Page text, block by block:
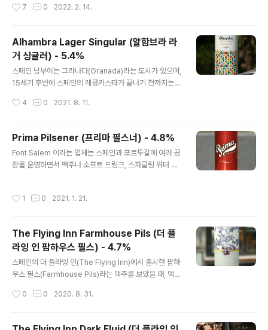
m (볼 담) - 7.2..
쉽게 구할 수 있는 제품인 반면, 오늘 시음할 '리제르바 19
無라벨 + 양각 병이 주는 분위기로 알함브라 브랜드의 특
별 맥주임을 짐작 가능케합니다. - 블로그에 리뷰된 알함브
라(Alhambra)의 맥주 - Alhambra Lager Singular
(알함브라 라거 싱귤러) - 5.4% - 2021.08.11 알함브라
홈페이지에 따르면 보헤미안 필스너로 1925년부터 전해
네바다 산맥에서 나온 것을, 맥아는 스페인 ..
7 0 2022. 2. 14.
Alhambra Lager Singular (알함브라 라
거 싱귤러) - 5.4%
스페인 남부에는 그라나다(Granada)라는 도시가 있으며,
15세기 후반에 스페인의 레콩키스타가 끝나기 전까지는
그라나다의 상징적인 건축물은 알람브라 궁전으로 아랍군
가 만든 기타 연주곡이기도 합니다. 몇 년 전에는 국내 드라
마인 '알함브라 궁전의 추억'에서 기타음악과 장소 배경으
로도 나와 더 유명해졌습니다. 알함브라(Alhambra) 맥주
를 생산하는 양조장은 1925년 스페인 그라나다(Granad
취급합니다. 스페인을 대표하는 맥주 대기업인 Mahou-S
4 0 2021. 8. 11.
Prima Pilsener (프리마 필스너) - 4.8%
Font Salem 이라는 업체는 스페인과 포르투갈에 여러 공
장을 운영하면서 맥주나 소프트 드링크, 스파클링 워터 등
하여 수출합니다. 오늘 시음하는 프리마 필스너(Prima Pil
면 아마 스페인 제품보다는 미국의 것이 결과로 나올겁니
다. 현재 국내에서 판매중인 미국의 크래프트 맥주 양조장
빅토리(Victory)에서 만든 필스너도 이름이 Prima 인데,
두 맥주 모두 이름 구성이 Prima + 필스너라는 것도 같아
참고..
1 0 2021. 1. 21.
The Flying Inn Farmhouse Pils (더 플
라잉 인 팜하우스 필스) - 4.7%
스페인의 더 플라잉 인(The Flying Inn)에서 출시한 팜하
우스 필스(Farmhouse Pils)라는 맥주를 보았을 때, 맥주
'해물 설렁탕' 마냥 낯설게 들렸습니다. 현대 맥주계에서 필
이 있지만 맑은 금색을 띄며 라거 답게 깔끔하게 떨어져야
0 0 2020. 8. 31.